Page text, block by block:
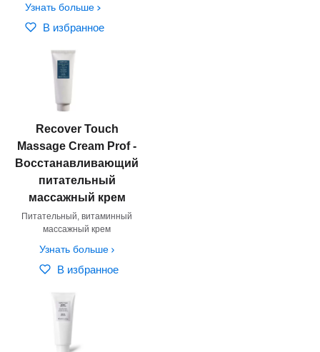
Узнать больше
В избранное
Recover Touch
Massage Cream Prof -
Восстанавливающий
питательный
массажный крем
Питательный, витаминный
массажный крем
Узнать больше
В избранное